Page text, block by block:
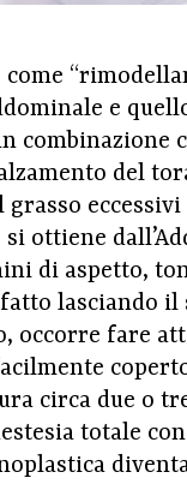
e
del
ottiene
di aspetto,
lasciando
occorre fare
circa due o
totale